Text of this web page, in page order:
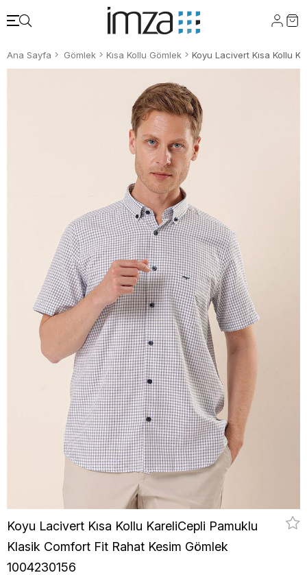
Ana Sayfa Gömlek Kısa Kollu Gömlek
Koyu Lacivert Kısa Kollu KareliCepli Pamuklu
Klasik Comfort Fit Rahat Kesim Gömlek
1004230156